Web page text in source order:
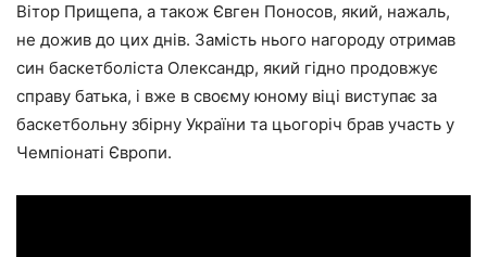
Вітор Прищепа, а також Євген Поносов, який, нажаль,
не дожив до цих днів. Замість нього нагороду отримав
син баскетболіста Олександр, який гідно продовжує
справу батька, і вже в своєму юному віці виступає за
баскетбольну збірну України та цьогоріч брав участь у
Чемпіонаті Європи.